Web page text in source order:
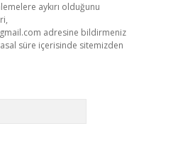
aykırı olduğunu
adresine bildirmeniz
süre içerisinde sitemizden